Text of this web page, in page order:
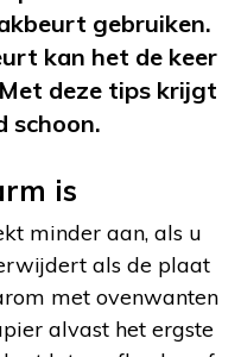
gebruiken.
kan het de keer
deze tips krijgt
schoon.
is
minder aan, als u
als de plaat
met ovenwanten
alvast het ergste